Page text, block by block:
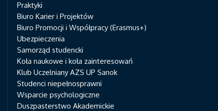
Praktyki
Biuro Karier i Projektów
Biuro Promocji i Współpracy (Erasmus+)
Ubezpieczenia
Samorząd studencki
Koła naukowe i koła zainteresowań
Klub Uczelniany AZS UP Sanok
Studenci niepełnosprawni
Wsparcie psychologiczne
Duszpasterstwo Akademickie